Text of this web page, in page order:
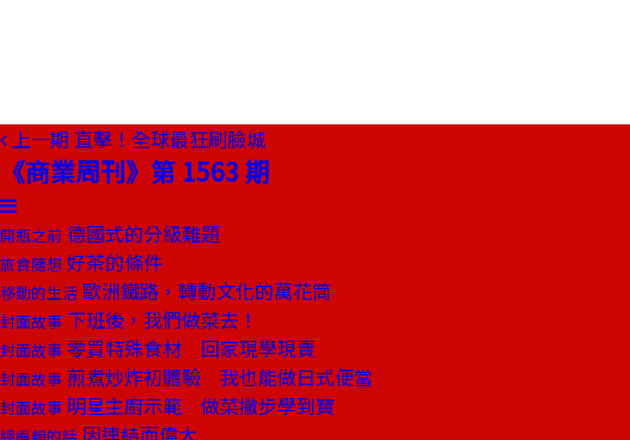
上一期 直擊！全球最狂刷臉城
《商業周刊》第 1563 期
開瓶之前 德國式的分級難題
旅食隨想 好茶的條件
移動的生活 歐洲鐵路，轉動文化的萬花筒
封面故事 下班後，我們做菜去！
封面故事 零買特殊食材 回家現學現賣
封面故事 煎煮炒炸初體驗 我也能做日式便當
封面故事 明星主廚示範 做菜撇步學到寶
因連結而偉大